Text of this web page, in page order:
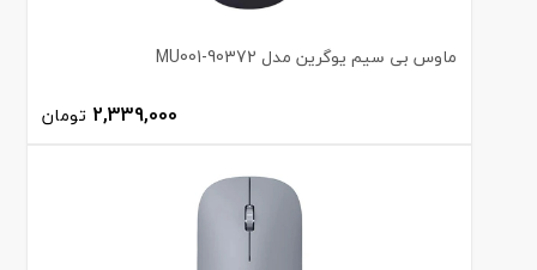
ماوس بی سیم یوگرین مدل MU001-90372
2,339,000 تومان